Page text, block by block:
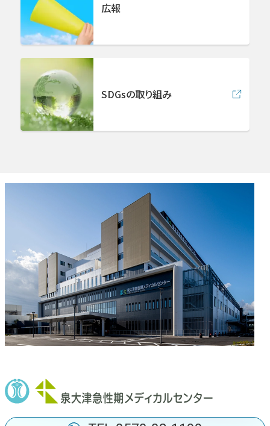
広報
SDGsの取り組み